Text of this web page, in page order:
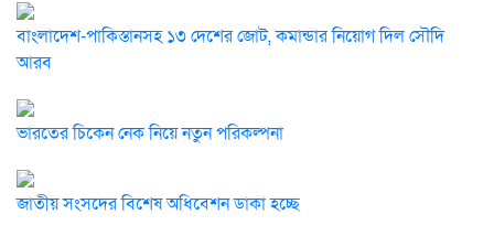
বাংলাদেশ-পাকিস্তানসহ ১৩ দেশের জোট, কমান্ডার নিয়োগ দিল সৌদি
আরব
ভারতের চিকেন নেক নিয়ে নতুন পরিকল্পনা
জাতীয় সংসদের বিশেষ অধিবেশন ডাকা হচ্ছে